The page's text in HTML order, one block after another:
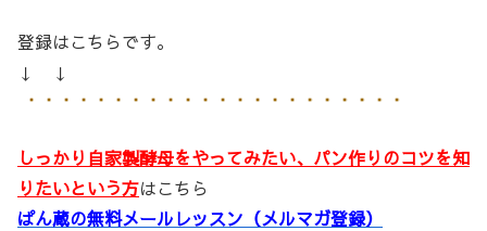
登録はこちらです。
↓ ↓
しっかり自家製酵母をやってみたい、パン作りのコツを知
りたいという方はこちら
ぱん蔵の無料メールレッスン（メルマガ登録）